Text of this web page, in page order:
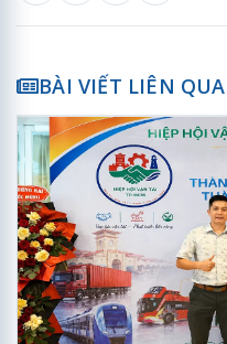
BÀI VIẾT LIÊN